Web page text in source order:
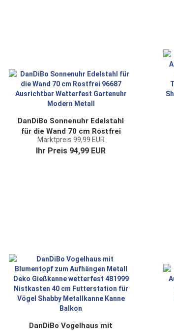
DanDiBo Sonnenuhr Edelstahl
für die Wand 70 cm Rostfrei
96687 Ausrichtbar Wetterfest
Gartenuhr Modern Metall
Marktpreis 99,99 EUR
Ihr Preis 94,99 EUR
DanDiBo Vogelhaus mit